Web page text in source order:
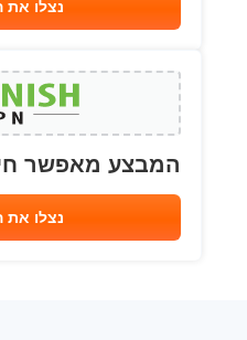
נצלו
המבצע מאפשר
נצלו